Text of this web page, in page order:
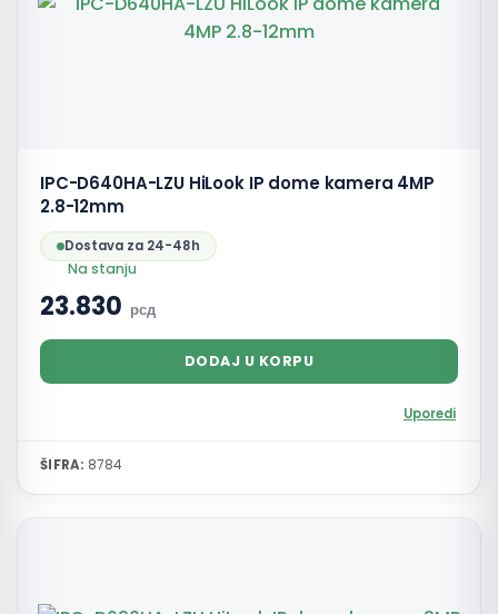
IPC-D640HA-LZU HiLook IP dome kamera 4MP
2.8-12mm
Dostava za 24-48h
Na stanju
23.830 рсд
DODAJ U KORPU
Uporedi
ŠIFRA: 8784